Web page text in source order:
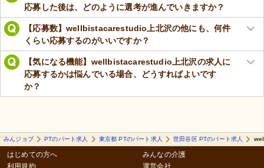
応募した後は、どのように選考が進んでいきますか？
【応募数】wellbistacarestudio上北沢の他にも、何件
くらい応募するのがいいですか？
【気になる機能】wellbistacarestudio上北沢の求人に
応募するかは悩んでいる場合、どうすればよいです
か？
みんジョブ PTのパート求人 東京都 PTのパート求人 世田谷区 PTのパート求人
はじめての方へ
利用規約
みんなの介護
運営会社